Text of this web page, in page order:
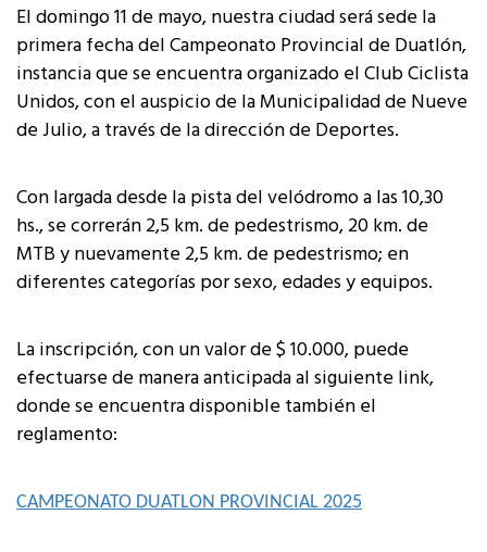
El domingo 11 de mayo, nuestra ciudad será sede la
primera fecha del Campeonato Provincial de Duatlón,
instancia que se encuentra organizado el Club Ciclista
Unidos, con el auspicio de la Municipalidad de Nueve
de Julio, a través de la dirección de Deportes.
Con largada desde la pista del velódromo a las 10,30
hs., se correrán 2,5 km. de pedestrismo, 20 km. de
MTB y nuevamente 2,5 km. de pedestrismo; en
diferentes categorías por sexo, edades y equipos.
La inscripción, con un valor de $ 10.000, puede
efectuarse de manera anticipada al siguiente link,
donde se encuentra disponible también el
reglamento:
CAMPEONATO DUATLON PROVINCIAL 2025